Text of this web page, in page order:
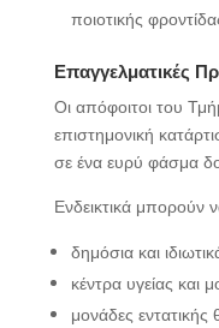
ποιοτικής
Επαγγελματικές
Οι απόφοιτοι του
επιστημονική
σε ένα ευρύ φάσμα
Ενδεικτικά μπορούν
δημόσια και
κέντρα υγείας και
μονάδες εντατικής